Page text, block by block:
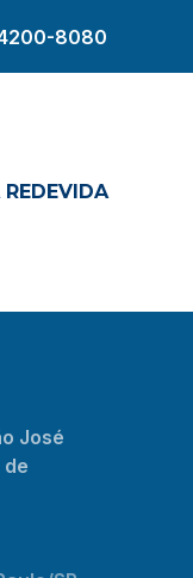
4200-8080
REDEVIDA
José
de